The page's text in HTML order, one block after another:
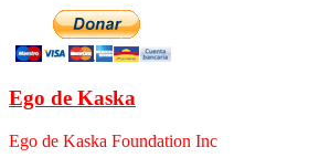
Ego de Kaska
Ego de Kaska Foundation Inc